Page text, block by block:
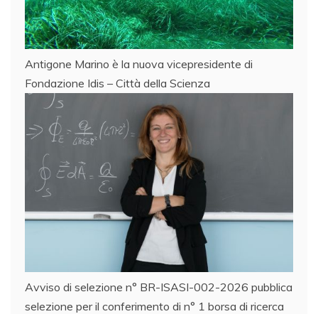
Antigone Marino è la nuova vicepresidente di
Fondazione Idis – Città della Scienza
Avviso di selezione n° BR-ISASI-002-2026 pubblica
selezione per il conferimento di n° 1 borsa di ricerca